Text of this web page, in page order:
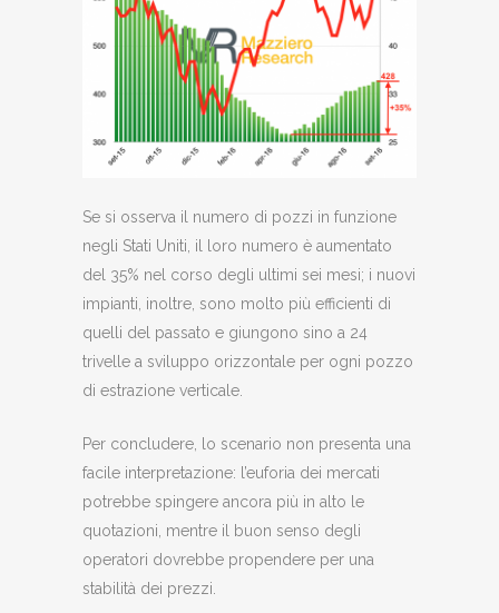
Se si osserva il numero di pozzi in funzione
negli Stati Uniti, il loro numero è aumentato
del 35% nel corso degli ultimi sei mesi; i nuovi
impianti, inoltre, sono molto più efficienti di
quelli del passato e giungono sino a 24
trivelle a sviluppo orizzontale per ogni pozzo
di estrazione verticale.
Per concludere, lo scenario non presenta una
facile interpretazione: l’euforia dei mercati
potrebbe spingere ancora più in alto le
quotazioni, mentre il buon senso degli
operatori dovrebbe propendere per una
stabilità dei prezzi.